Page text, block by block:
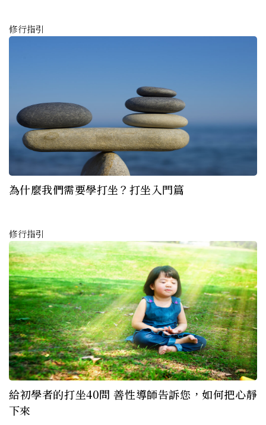
修行指引
為什麼我們需要學打坐？打坐入門篇
修行指引
給初學者的打坐40問 善性導師告訴您，如何把心靜
下來